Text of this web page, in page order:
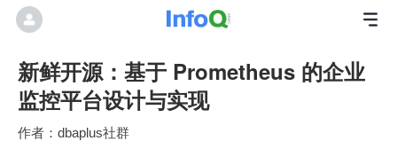
新鲜开源：基于 Prometheus 的企业
监控平台设计与实现
dbaplus社群